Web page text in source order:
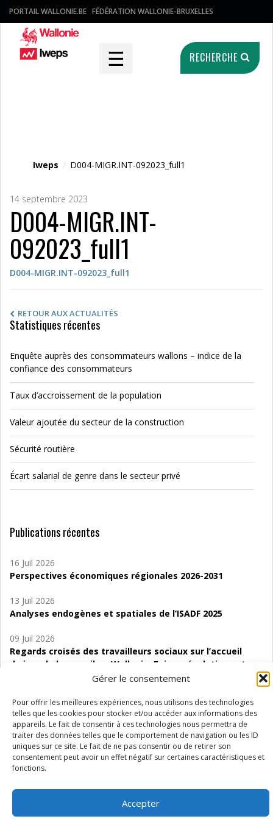
Gérer le consentement
Pour offrir les meilleures expériences, nous utilisons des technologies
telles que les cookies pour stocker et/ou accéder aux informations des
appareils. Le fait de consentir à ces technologies nous permettra de
traiter des données telles que le comportement de navigation ou les ID
uniques sur ce site. Le fait de ne pas consentir ou de retirer son
consentement peut avoir un effet négatif sur certaines caractéristiques et
fonctions.
Accepter
PORTAIL WALLONIE.BE FÉDÉRATION WALLONIE-BRUXELLES
☰ RECHERCHE
Iweps / D004-MIGR.INT-092023_full1
14 septembre 2023
D004-MIGR.INT-
092023_full1
D004-MIGR.INT-092023_full1
RETOUR AUX ACTUALITÉS
Statistiques récentes
Enquête auprès des consommateurs wallons – indice de la
confiance des consommateurs
Taux d’accroissement de la population
Valeur ajoutée du secteur de la construction
Sécurité routière
Écart salarial de genre dans le secteur privé
Publications récentes
16 Juil 2026
Perspectives économiques régionales 2026-2031
13 Juil 2026
Analyses endogènes et spatiales de l’ISADF 2025
09 Juil 2026
Regards croisés des travailleurs sociaux sur l’accueil
de jour de bas seuil en Wallonie. Enjeux, évolutions et
06 Juil 2026
Étude d’évaluabilité des Structures
d’accompagnement à l’autocréation d’emploi (SAACE)
01 Juil 2026
Pénurie du personnel infirmier :quels indicateurs
Wallonie ?